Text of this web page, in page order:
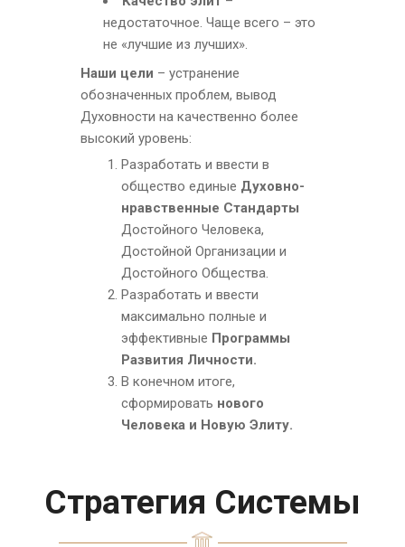
недостаточное. Чаще всего – это
не «лучшие из лучших».
Наши цели – устранение
обозначенных проблем, вывод
Духовности на качественно более
высокий уровень:
Разработать и ввести в
общество единые Духовно-
нравственные Стандарты
Достойного Человека,
Достойной Организации и
Достойного Общества.
Разработать и ввести
максимально полные и
эффективные Программы
Развития Личности.
В конечном итоге,
сформировать нового
Человека и Новую Элиту.
Стратегия Системы